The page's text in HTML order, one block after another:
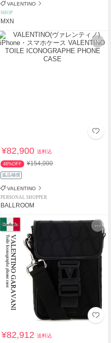
VALENTINO
SHOP
MXN
¥82,900送料込
46%OFF ¥154,000
返品補償
VALENTINO
PERSONAL SHOPPER
BALLROOM
¥82,912送料込